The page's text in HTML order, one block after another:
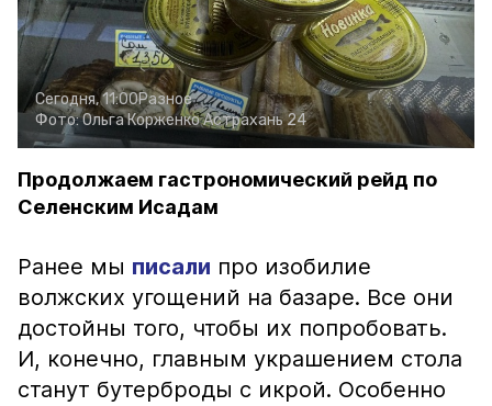
Сегодня, 11:00Разное
Фото:Ольга КорженкоАстрахань 24
Продолжаем гастрономический рейд по
Селенским Исадам
Ранее мы писали про изобилие
волжских угощений на базаре. Все они
достойны того, чтобы их попробовать.
И, конечно, главным украшением стола
станут бутерброды с икрой. Особенно